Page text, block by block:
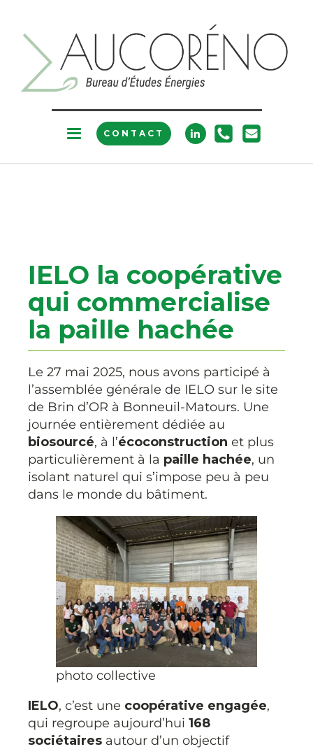
CONTACT
IELO la coopérative
qui commercialise
la paille hachée
Le 27 mai 2025, nous avons participé à
l’assemblée générale de IELO sur le site
de Brin d’OR à Bonneuil-Matours. Une
journée entièrement dédiée au
biosourcé, à l’écoconstruction et plus
particulièrement à la paille hachée, un
isolant naturel qui s’impose peu à peu
dans le monde du bâtiment.
photo collective
IELO, c’est une coopérative engagée,
qui regroupe aujourd’hui 168
sociétaires autour d’un objectif